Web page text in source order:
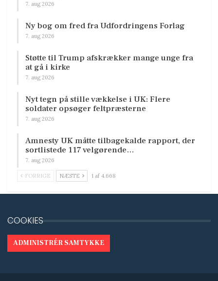
7. aug 2026
Ny bog om fred fra Udfordringens Forlag
7. aug 2026
Støtte til Trump afskrækker mange unge fra
at gå i kirke
7. aug 2026
Nyt tegn på stille vækkelse i UK: Flere
soldater opsøger feltpræsterne
7. aug 2026
Amnesty UK måtte tilbagekalde rapport, der
sortlistede 117 velgørende…
7. aug 2026
FORRIGE NÆSTE 1 af 4.668
COOKIES
ADMINISTRÉR SAMTYKKE